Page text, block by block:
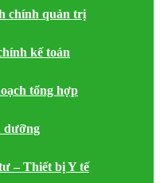
chính quản trị
kế toán
tổng hợp
dưỡng
– Thiết bị Y tế